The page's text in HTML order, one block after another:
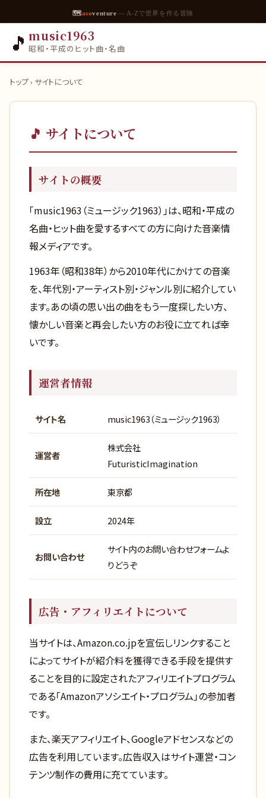
🗺asoventure — A-Zで世界を作る冒険
🎵 music1963
昭和・平成のヒット曲・名曲
トップ› サイトについて
🎵 サイトについて
サイトの概要
「music1963（ミュージック1963）」は、昭和・平成の
名曲・ヒット曲を愛するすべての方に向けた音楽情
報メディアです。
1963年（昭和38年）から2010年代にかけての音楽
を、年代別・アーティスト別・ジャンル別に紹介してい
ます。あの頃の思い出の曲をもう一度探したい方、
懐かしい音楽と再会したい方のお役に立てれば幸
いです。
運営者情報
サイト名 music1963（ミュージック1963）
運営者
株式会社
FuturisticImagination
所在地 東京都
設立 2024年
お問い合わせ
サイト内のお問い合わせフォームよ
りどうぞ
広告・アフィリエイトについて
当サイトは、Amazon.co.jpを宣伝しリンクすること
によってサイトが紹介料を獲得できる手段を提供す
ることを目的に設定されたアフィリエイトプログラム
である「Amazonアソシエイト・プログラム」の参加者
です。
また、楽天アフィリエイト、Googleアドセンスなどの
広告を利用しています。広告収入はサイト運営・コン
テンツ制作の費用に充てています。